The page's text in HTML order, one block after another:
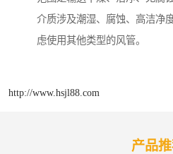
介质涉及潮湿、腐蚀、高洁净
虑使用其他类型的风管。
http://www.hsjl88.com
产品